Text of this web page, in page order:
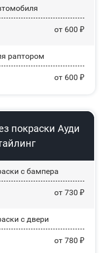
от 600 ₽
раптором
от 600 ₽
покраски Ауди
с бампера
от 730 ₽
с двери
от 780 ₽